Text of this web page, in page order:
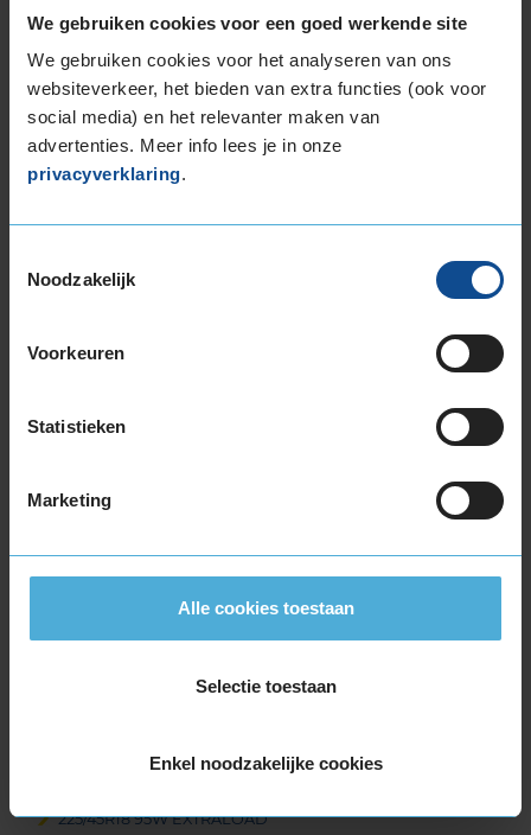
We gebruiken cookies voor een goed werkende site
We gebruiken cookies voor het analyseren van ons
websiteverkeer, het bieden van extra functies (ook voor
social media) en het relevanter maken van
advertenties. Meer info lees je in onze
privacyverklaring.
Noodzakelijk
Voorkeuren
Statistieken
Marketing
Alle cookies toestaan
Selectie toestaan
Enkel noodzakelijke cookies
225/50R17 98W EXTRALOAD RUNFLAT
225/55R17 101W EXTRALOAD
225/55R17 101Y EXTRALOAD
225/55R17 97T EXTRALOAD
225/60R17 103V EXTRALOAD
225/65R17 106V EXTRALOAD
235/60R17 102H
245/45R17 99Y EXTRALOAD
215/40R18 89W EXTRALOAD
215/40R18 89W EXTRALOAD
215/45R18 93Y EXTRALOAD
215/55R18 99V EXTRALOAD
215/60R18 102H EXTRALOAD
225/45R18 95W EXTRALOAD